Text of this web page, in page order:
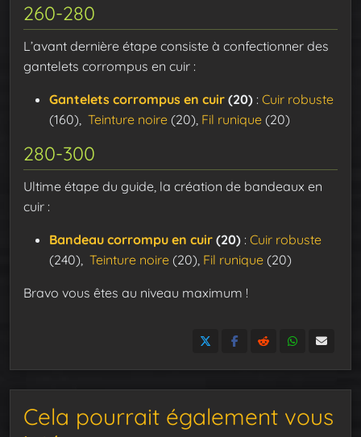
260-280
L’avant dernière étape consiste à confectionner des
gantelets corrompus en cuir :
Gantelets corrompus en cuir (20) : Cuir robuste
(160), Teinture noire (20), Fil runique (20)
280-300
Ultime étape du guide, la création de bandeaux en
cuir :
Bandeau corrompu en cuir (20) : Cuir robuste
(240), Teinture noire (20), Fil runique (20)
Bravo vous êtes au niveau maximum !
Cela pourrait également vous